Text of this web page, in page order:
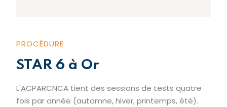
PROCÉDURE
STAR 6 à Or
L'ACPARCNCA tient des sessions de tests quatre
fois par année (automne, hiver, printemps, été).